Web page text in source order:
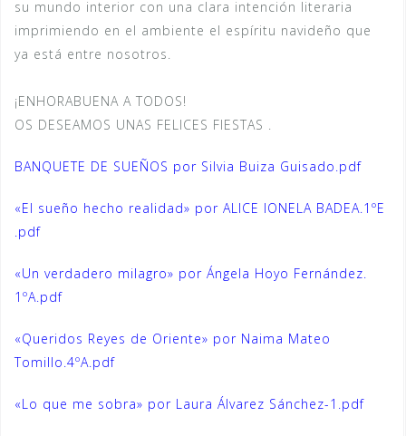
su mundo interior con una clara intención literaria
imprimiendo en el ambiente el espíritu navideño que
ya está entre nosotros.
¡ENHORABUENA A TODOS!
OS DESEAMOS UNAS FELICES FIESTAS .
BANQUETE DE SUEÑOS por Silvia Buiza Guisado.pdf
«El sueño hecho realidad» por ALICE IONELA BADEA.1ºE
.pdf
«Un verdadero milagro» por Ángela Hoyo Fernández.
1ºA.pdf
«Queridos Reyes de Oriente» por Naima Mateo
Tomillo.4ºA.pdf
«Lo que me sobra» por Laura Álvarez Sánchez-1.pdf